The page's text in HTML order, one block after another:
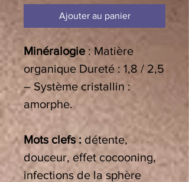
Ajouter au panier
Minéralogie : Matière
organique Dureté : 1,8 / 2,5
– Système cristallin :
amorphe.
Mots clefs : détente,
douceur, effet cocooning,
infections de la sphère